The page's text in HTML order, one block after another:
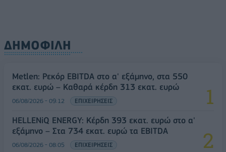
ΔΗΜΟΦΙΛΗ
Metlen: Ρεκόρ EBITDA στο α' εξάμηνο, στα 550
εκατ. ευρώ – Καθαρά κέρδη 313 εκατ. ευρώ
06/08/2026 - 09:12 ΕΠΙΧΕΙΡΗΣΕΙΣ
HELLENiQ ENERGY: Κέρδη 393 εκατ. ευρώ στο α'
εξάμηνο – Στα 734 εκατ. ευρώ τα EBITDA
06/08/2026 - 08:05 ΕΠΙΧΕΙΡΗΣΕΙΣ